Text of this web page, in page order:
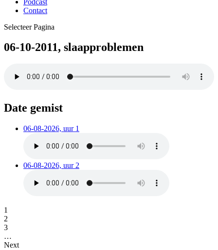
Contact
Selecteer Pagina
06-10-2011, slaapproblemen
Date gemist
06-08-2026, uur 1
06-08-2026, uur 2
1
2
3
…
Next